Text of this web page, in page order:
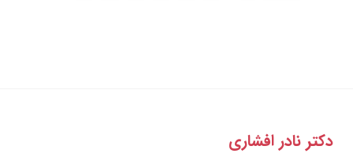
دکتر نادر افشاری